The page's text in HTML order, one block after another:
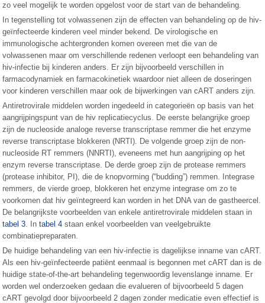
zo veel mogelijk te worden opgelost voor de start van de behandeling.
In tegenstelling tot volwassenen zijn de effecten van behandeling op de hiv-
geïnfecteerde kinderen veel minder bekend. De virologische en
immunologische achtergronden komen overeen met die van de
volwassenen maar om verschillende redenen verloopt een behandeling van
hiv-infectie bij kinderen anders. Er zijn bijvoorbeeld verschillen in
farmacodynamiek en farmacokinetiek waardoor niet alleen de doseringen
voor kinderen verschillen maar ook de bijwerkingen van cART anders zijn.
Antiretrovirale middelen worden ingedeeld in categorieën op basis van het
aangrijpingspunt van de hiv replicatiecyclus. De eerste belangrijke groep
zijn de nucleoside analoge reverse transcriptase remmer die het enzyme
reverse transcriptase blokkeren (NRTI). De volgende groep zijn de non-
nucleoside RT remmers (NNRTI), eveneens met hun aangrijping op het
enzym reverse transcriptase. De derde groep zijn de protease remmers
(protease inhibitor, PI), die de knopvorming (“budding”) remmen. Integrase
remmers, de vierde groep, blokkeren het enzyme integrase om zo te
voorkomen dat hiv geïntegreerd kan worden in het DNA van de gastheercel.
De belangrijkste voorbeelden van enkele antiretrovirale middelen staan in
tabel 3. Intabel 4 staan enkel voorbeelden van veelgebruikte
combinatiepreparaten.
De huidige behandeling van een hiv-infectie is dagelijkse inname van cART.
Als een hiv-geïnfecteerde patiënt eenmaal is begonnen met cART dan is de
huidige state-of-the-art behandeling tegenwoordig levenslange inname. Er
worden wel onderzoeken gedaan die evalueren of bijvoorbeeld 5 dagen
cART gevolgd door bijvoorbeeld 2 dagen zonder medicatie even effectief is